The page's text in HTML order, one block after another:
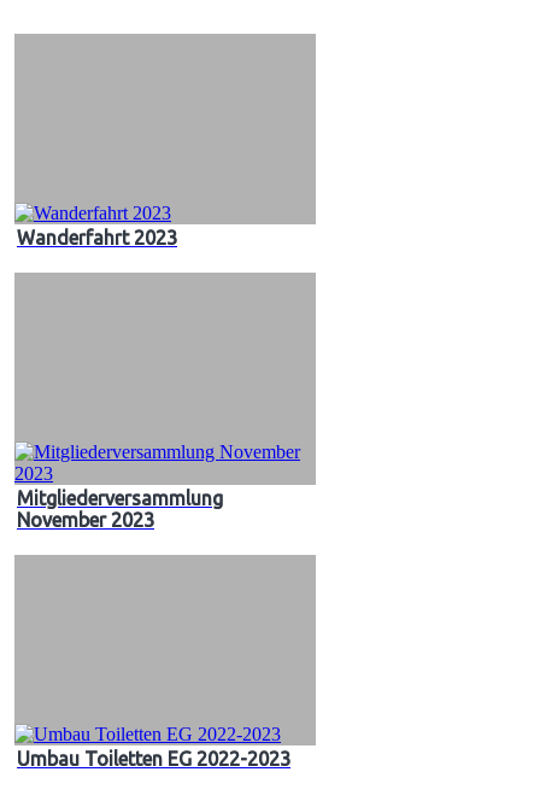
Wanderfahrt 2023
Mitgliederversammlung
November 2023
Umbau Toiletten EG 2022-2023